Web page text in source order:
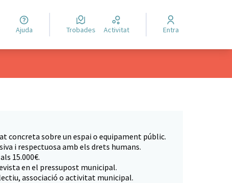
Ajuda Trobades Activitat Entra
concreta sobre un espai o equipament públic.
i respectuosa amb els drets humans.
15.000€.
en el pressupost municipal.
associació o activitat municipal.